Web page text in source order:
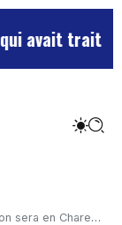
traité ses
la semaine prochaine